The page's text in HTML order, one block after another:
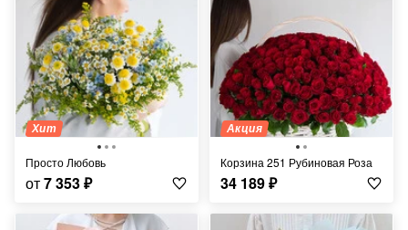
Хит
Просто Любовь
от7 353₽
Акция
Корзина 251 Рубиновая Роза
34 189₽